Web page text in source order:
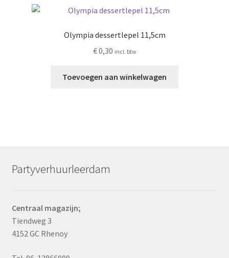
Olympia dessertlepel 11,5cm
€0,30 incl. btw
Toevoegen aan winkelwagen
Partyverhuurleerdam
Centraal magazijn;
Tiendweg 3
4152 GC Rhenoy